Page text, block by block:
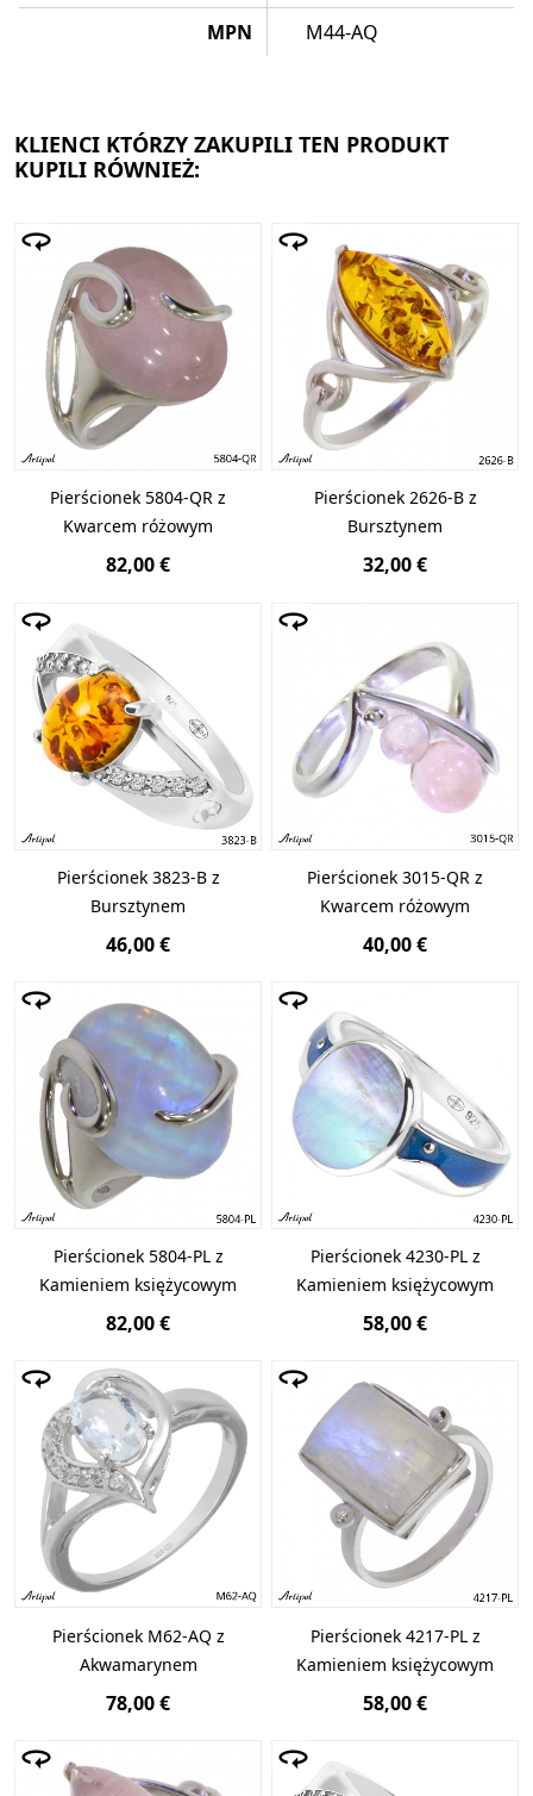
MPN
M44-AQ
KLIENCI KTÓRZY ZAKUPILI TEN PRODUKT
KUPILI RÓWNIEŻ:
Pierścionek 5804-QR z
Kwarcem różowym
82,00 €
Pierścionek 2626-B z
Bursztynem
32,00 €
Pierścionek 3823-B z
Bursztynem
46,00 €
Pierścionek 3015-QR z
Kwarcem różowym
40,00 €
Pierścionek 5804-PL z
Kamieniem księżycowym
82,00 €
Pierścionek 4230-PL z
Kamieniem księżycowym
58,00 €
Pierścionek M62-AQ z
Akwamarynem
78,00 €
Pierścionek 4217-PL z
Kamieniem księżycowym
58,00 €